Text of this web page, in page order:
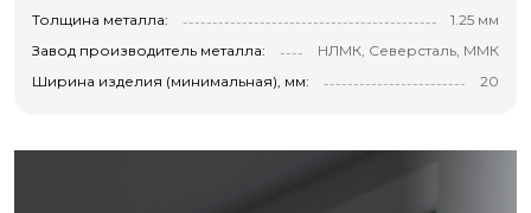
Толщина металла:
1.25 мм
Завод производитель металла:
НЛМК, Северсталь, ММК
Ширина изделия (минимальная), мм:
20